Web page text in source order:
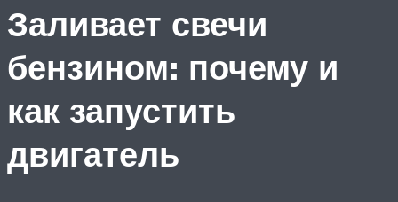
Заливает свечи
бензином: почему и
как запустить
двигатель